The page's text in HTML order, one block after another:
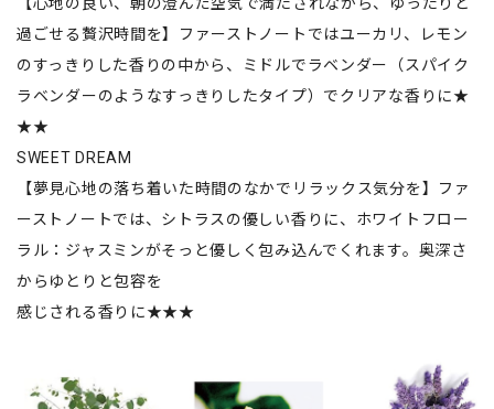
【心地の良い、朝の澄んだ空気で満たされながら、ゆったりと
過ごせる贅沢時間を】ファーストノートではユーカリ、レモン
のすっきりした香りの中から、ミドルでラベンダー（スパイク
ラベンダーのようなすっきりしたタイプ）でクリアな香りに★
★★
SWEET DREAM
【夢見心地の落ち着いた時間のなかでリラックス気分を】ファ
ーストノートでは、シトラスの優しい香りに、ホワイトフロー
ラル：ジャスミンがそっと優しく包み込んでくれます。奥深さ
からゆとりと包容を
感じされる香りに★★★